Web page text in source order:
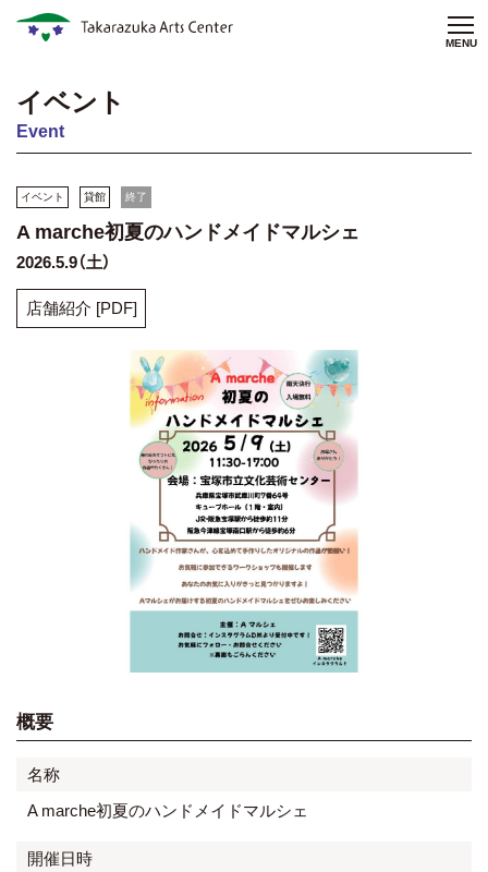
MENU
イベント
Event
イベント 貸館 終了
A marche初夏のハンドメイドマルシェ
2026.5.9（土）
店舗紹介 [PDF]
概要
名称
A marche初夏のハンドメイドマルシェ
開催日時